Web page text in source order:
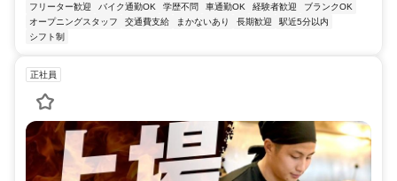
フリーター歓迎 バイク通勤OK 学歴不問 車通勤OK 経験者歓迎
ブランクOK
オープニングスタッフ
交通費支給 まかないあり 長期歓迎
駅近5分以内
シフト制
正社員